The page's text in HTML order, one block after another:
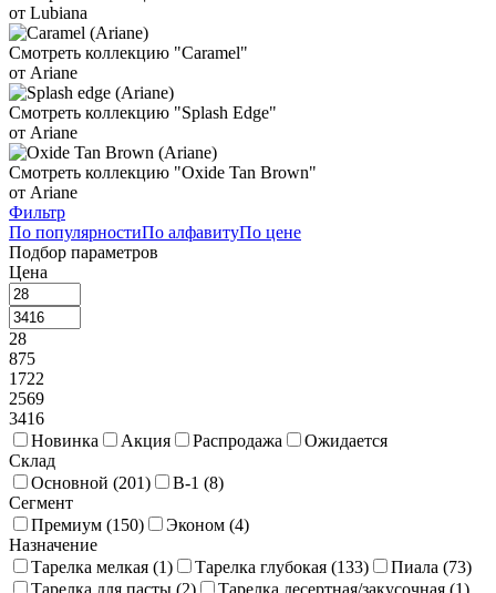
от Lubiana
Смотреть коллекцию "Caramel"
от Ariane
Смотреть коллекцию "Splash Edge"
от Ariane
Смотреть коллекцию "Oxide Tan Brown"
от Ariane
Фильтр
По популярностиПо алфавитуПо цене
Подбор параметров
Цена
28
875
1722
2569
3416
Новинка
Акция Распродажа
Ожидается
Склад
Основной (201) В-1 (8)
Сегмент
Премиум (150) Эконом (4)
Назначение
Тарелка мелкая (1) Тарелка глубокая (133) Пиала (73)